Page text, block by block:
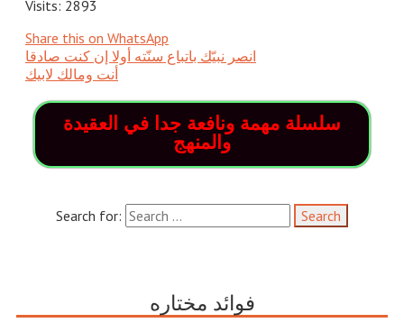
Visits: 2893
Share this on WhatsApp
انصر نبيّك باتباع سنّته أولا إن كنت صادقا
سلسلة مهمة ونافعة جدا في العقيدة
والمنهج
Search for:
فوائد مختاره